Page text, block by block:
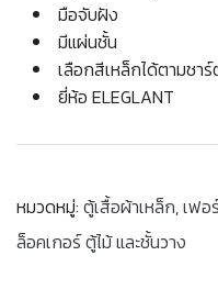
มือจับฝัง
มีแผ่นชั้น
เลือกสีเหล็กได้ตามชา
ยี่ห้อ ELEGLANT
หมวดหมู่: ตู้เสื้อผ้าเหล็ก,เฟอ
ล็อคเกอร์ ตู้ไม้ และชั้นวาง